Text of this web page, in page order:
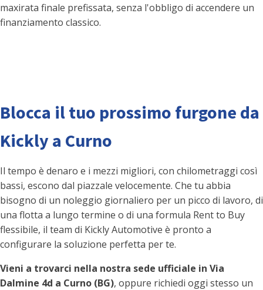
maxirata finale prefissata, senza l'obbligo di accendere un
finanziamento classico.
Blocca il tuo prossimo furgone da
Kickly a Curno
Il tempo è denaro e i mezzi migliori, con chilometraggi così
bassi, escono dal piazzale velocemente. Che tu abbia
bisogno di un noleggio giornaliero per un picco di lavoro, di
una flotta a lungo termine o di una formula Rent to Buy
flessibile, il team di Kickly Automotive è pronto a
configurare la soluzione perfetta per te.
Vieni a trovarci nella nostra sede ufficiale in Via
Dalmine 4d a Curno (BG), oppure richiedi oggi stesso un